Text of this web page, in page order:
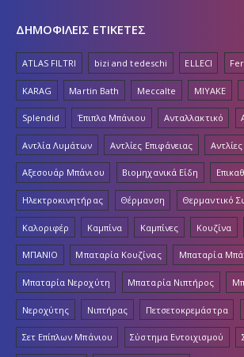
ATLAS FILTRI bizi and tedeschi ELLECI
KARAG Martin Bath Meccalte MIYAKE
Splendid Έπιπλα Μπάνιου Ανταλλακτικό
Αξεσουάρ Μπάνιου Βιομηχανικά Είδη
Ηλεκτροκινητήρας Θέρμανση Θερμαντικό
Καλοριφέρ Καμπίνα Καμπίνες Κουζίνα
ΜΠΑΝΙΟ Μπαταρία Κουζίνας Μπαταρία
Μπαταρία Νεροχύτη Μπαταρία Νιπτήρος
Νεροχύτης Νιπτήρας Πετσετοκρεμάστρα
Σετ Επίπλων Μπάνιου Σύστημα Εντοιχισμού